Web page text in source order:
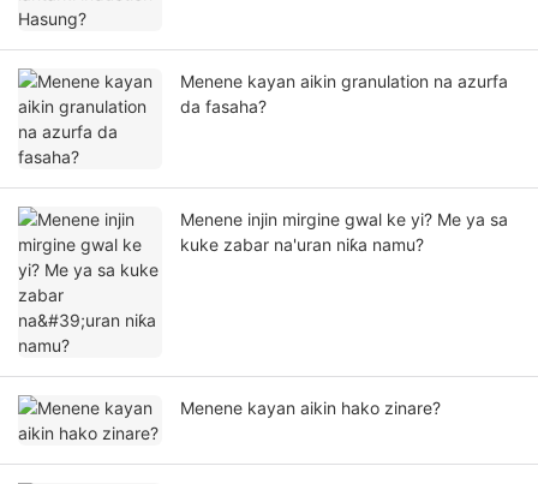
Menene kayan aikin granulation na azurfa
da fasaha?
Menene injin mirgine gwal ke yi? Me ya sa
kuke zabar na'uran niƙa namu?
Menene kayan aikin hako zinare?